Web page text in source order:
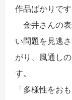
作品ばかりです
金井さんの
い問題を見逃
がり、風通し
す。
「多様性をお